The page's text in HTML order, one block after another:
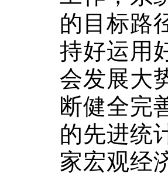
的目标路
持好运用
会发展大
断健全完
的先进统
家宏观经